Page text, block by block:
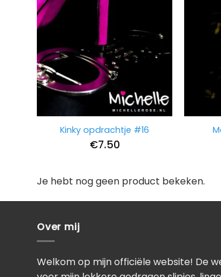
Kinky opdrachtje #16
€7.50
Je hebt nog geen product bekeken.
Over mij
Welkom op mijn officiële website! De